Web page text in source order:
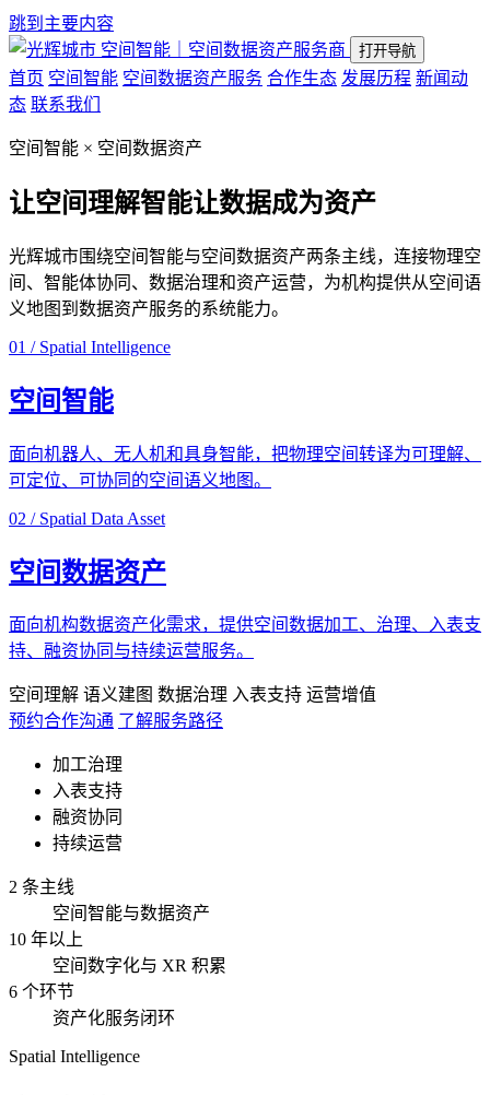
跳到主要内容
空间智能｜空间数据资产服务商
打开导航
首页 空间智能 空间数据资产服务 合作生态 发展历程 新闻动
态 联系我们
空间智能 × 空间数据资产
让空间理解智能让数据成为资产
光辉城市围绕空间智能与空间数据资产两条主线，连接物理空
间、智能体协同、数据治理和资产运营，为机构提供从空间语
义地图到数据资产服务的系统能力。
01 / Spatial Intelligence
空间智能
面向机器人、无人机和具身智能，把物理空间转译为可理解、
可定位、可协同的空间语义地图。
02 / Spatial Data Asset
空间数据资产
面向机构数据资产化需求，提供空间数据加工、治理、入表支
持、融资协同与持续运营服务。
空间理解 语义建图 数据治理 入表支持 运营增值
预约合作沟通 了解服务路径
加工治理
入表支持
融资协同
持续运营
2 条主线
空间智能与数据资产
10 年以上
空间数字化与 XR 积累
6 个环节
资产化服务闭环
Spatial Intelligence